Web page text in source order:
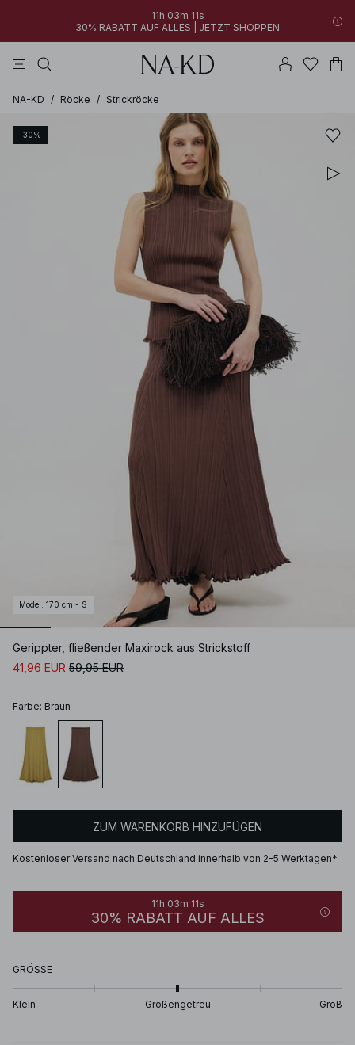
11h 03m 11s
30% RABATT AUF ALLES | JETZT SHOPPEN
NA-KD / Röcke / Strickröcke
-30%
Model : 170 cm - S
Gerippter, fließender Maxirock aus Strickstoff
41,96 EUR 59,95 EUR
Farbe: Braun
ZUM WARENKORB HINZUFÜGEN
Kostenloser Versand nach Deutschland innerhalb von 2-5 Werktagen*
11h 03m 11s
30% RABATT AUF ALLES
GRÖSSE
Klein Größengetreu Groß